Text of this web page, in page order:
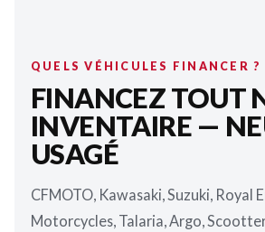
QUELS VÉHICULES FINANCER ?
FINANCEZ TOUT
INVENTAIRE —
USAGÉ
CFMOTO, Kawasaki, Suzuki, Royal
Motorcycles, Talaria, Argo,